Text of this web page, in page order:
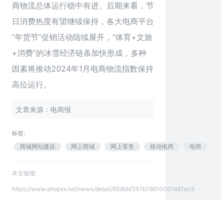
商物流总体运行稳中有进。后期来看，节
日消费热度有望继续保持，各大电商平台
“年货节”促销活动陆续展开，“体育+文旅
+消费”的冰雪经济链条加快形成，多种
因素将推动2024年1月电商物流指数保持
高位运行。
文章来源：电商报
标签:
商城网站建设
网上商城 网上零售 移动电商 电商
本文链接:
https://www.shopxx.net/news/detail/659bbf357b78610001e61ec9